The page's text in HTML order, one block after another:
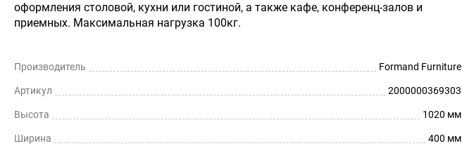
оформления столовой, кухни или гостиной, а также кафе, конференц-залов и
приемных. Максимальная нагрузка 100кг.
Производитель Formand Furniture
Артикул 2000000369303
Высота 1020 мм
Ширина 400 мм